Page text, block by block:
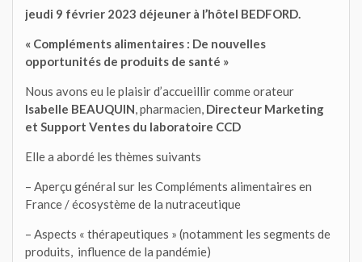
jeudi 9 février 2023 déjeuner à l’hôtel BEDFORD.
« Compléments alimentaires : De nouvelles
opportunités de produits de santé »
Nous avons eu le plaisir d’accueillir comme orateur
Isabelle BEAUQUIN, pharmacien, Directeur Marketing
et Support Ventes du laboratoire CCD
Elle a abordé les thèmes suivants
– Aperçu général sur les Compléments alimentaires en
France / écosystème de la nutraceutique
– Aspects « thérapeutiques » (notamment les segments de
produits, influence de la pandémie)